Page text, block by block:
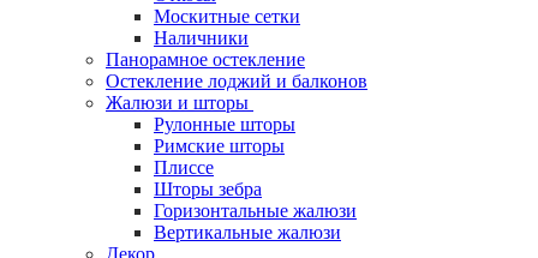
Москитные сетки
Наличники
Панорамное остекление
Остекление лоджий и балконов
Жалюзи и шторы
Рулонные шторы
Римские шторы
Плиссе
Шторы зебра
Горизонтальные жалюзи
Вертикальные жалюзи
Декор